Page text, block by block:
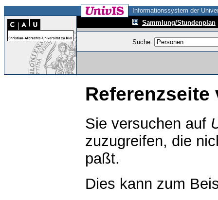
Informationssystem der
Sammlung/Stundenplan
Suche:
Referenzseite
Sie versuchen auf
zuzugreifen, die
paßt.
Dies kann zum